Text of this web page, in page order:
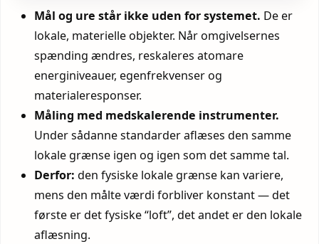
Mål og ure står ikke uden for systemet. De er
lokale, materielle objekter. Når omgivelsernes
spænding ændres, reskaleres atomare
energiniveauer, egenfrekvenser og
materialeresponser.
Måling med medskalerende instrumenter.
Under sådanne standarder aflæses den samme
lokale grænse igen og igen som det samme tal.
Derfor: den fysiske lokale grænse kan variere,
mens den målte værdi forbliver konstant — det
første er det fysiske “loft”, det andet er den lokale
aflæsning.